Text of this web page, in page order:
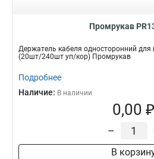
Промрукав
Держатель кабеля односторонний
(20шт/240шт уп/кор) Промрукав
Подробнее
Наличие: В наличии
0,00 ₽
–
В